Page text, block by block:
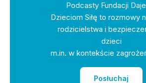
Podcasty Fundacji
Dzieciom Siłę to rozmowy
rodzicielstwa i
dzieci
m.in. w kontekście
Posłuchaj